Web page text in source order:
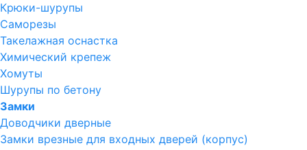
Крюки-шурупы
Саморезы
Такелажная оснастка
Химический крепеж
Хомуты
Шурупы по бетону
Замки
Доводчики дверные
Замки врезные для входных дверей (корпус)